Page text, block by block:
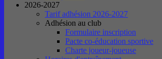
2026-2027
Tarif adhésion 2026-2027
Adhésion au club
Formulaire inscription
Pacte co-éducation sportive
Charte joueur-joueuse